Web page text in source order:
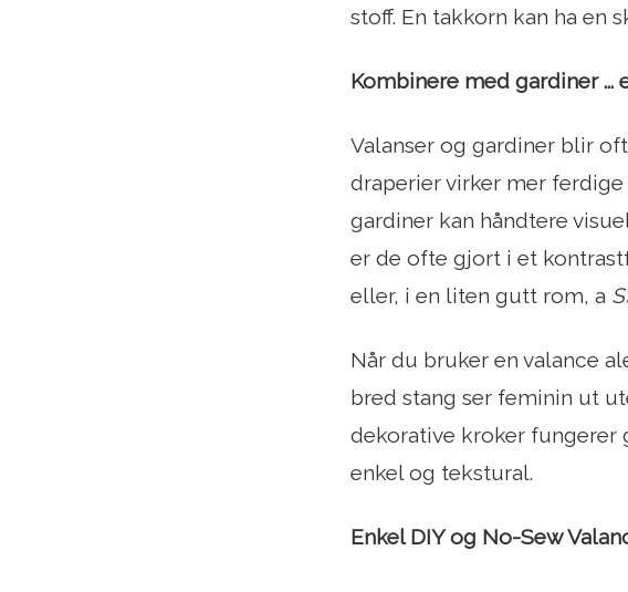
stoff. En takkorn kan ha en
Kombinere med gardiner ...
Valanser og gardiner blir
draperier virker mer
gardiner kan håndtere
er de ofte gjort i et
eller, i en liten gutt rom, a
Når du bruker en valance
bred stang ser feminin ut
dekorative kroker fungerer
enkel og tekstural.
Enkel DIY og No-Sew